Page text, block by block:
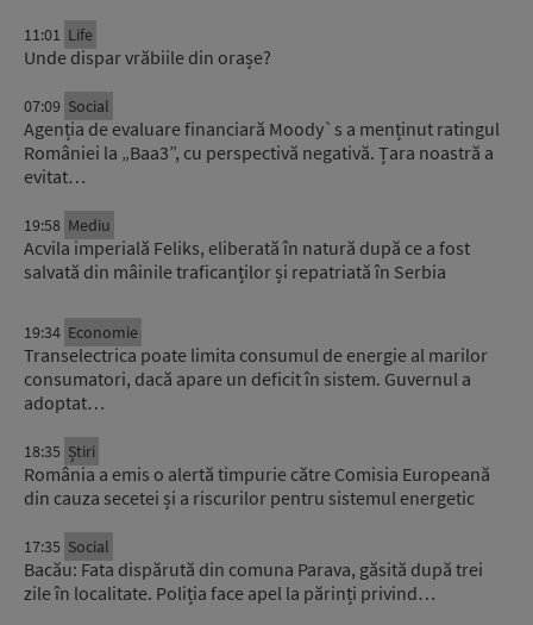
11:01 Life
Unde dispar vrăbiile din orașe?
07:09 Social
Agenția de evaluare financiară Moody`s a menținut ratingul
României la „Baa3”, cu perspectivă negativă. Țara noastră a
evitat…
19:58 Mediu
Acvila imperială Feliks, eliberată în natură după ce a fost
salvată din mâinile traficanților și repatriată în Serbia
19:34 Economie
Transelectrica poate limita consumul de energie al marilor
consumatori, dacă apare un deficit în sistem. Guvernul a
adoptat…
18:35 Știri
România a emis o alertă timpurie către Comisia Europeană
din cauza secetei și a riscurilor pentru sistemul energetic
17:35 Social
Bacău: Fata dispărută din comuna Parava, găsită după trei
zile în localitate. Poliția face apel la părinți privind…